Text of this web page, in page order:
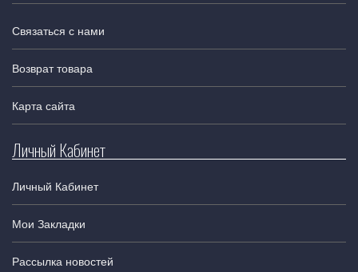
Связаться с нами
Возврат товара
Карта сайта
Личный Кабинет
Личный Кабинет
Мои Закладки
Рассылка новостей